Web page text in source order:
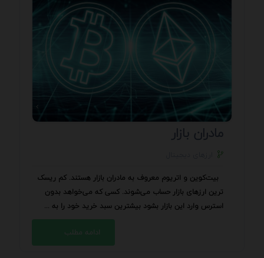
مادران بازار
بیت‌کوین و اتریوم معروف به مادران بازار هستند. کم ریسک
ترین ارزهای بازار حساب می‌شوند. کسی که می‌خواهد بدون
استرس وارد این بازار بشود بیشترین سبد خرید خود را به ...
ادامه مطلب